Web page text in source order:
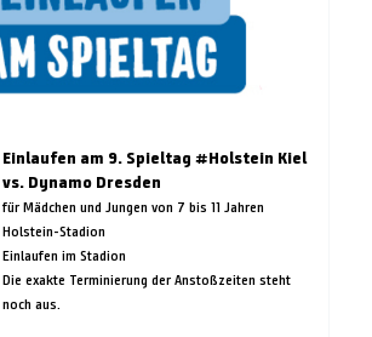
Einlaufen am 9. Spieltag #Holstein Kiel
vs. Dynamo Dresden
für Mädchen und Jungen von 7 bis 11 Jahren
Holstein-Stadion
Einlaufen im Stadion
Die exakte Terminierung der Anstoßzeiten steht
noch aus.